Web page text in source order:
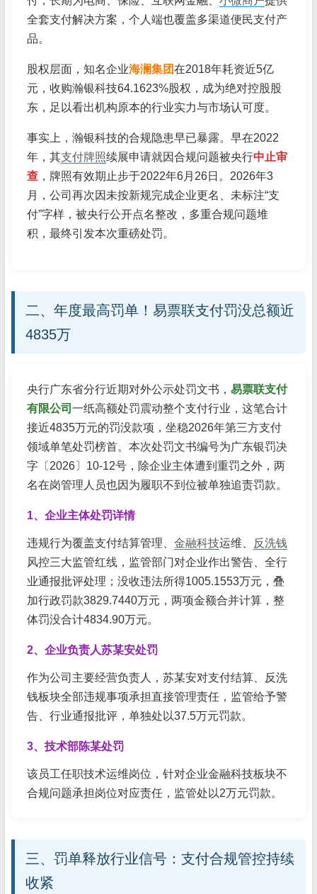
全套支付解决方案，个人端也覆盖多渠道便民支付产
品。
股权层面，知名企业海澜集团在2018年耗资近5亿
元，收购瀚银科技64.1623%股权，成为绝对控股股
东，足以看出机构原本的行业实力与市场认可度。
事实上，瀚银科技的合规隐患早已暴露。早在2022
年，其支付牌照续展申请就因合规问题被央行中止审
查 ，牌照有效期止步于2022年6月26日。2026年3
月，公司再次因未按新规完成企业更名、未标注“支
付”字样，被央行公开点名整改，多重合规问题堆
积，最终引发本次重磅处罚。
二、年度最高罚单！易票联支付罚没总额近
4835万
央行广东省分行近期对外公示处罚文书， 易票联支付
有限公司 一纸高额处罚震动整个支付行业，这笔合计
接近4835万元的罚没款项，坐稳2026年第三方支付
领域单笔处罚榜首。本次处罚文书编号为广东银罚决
字〔2026〕10-12号，除企业主体遭到重罚之外，两
名在岗管理人员也因为履职不到位被单独追责罚款。
1、企业主体处罚详情
违规行为覆盖支付结算管理、 金融科技运维、
反洗钱
风控三大监管红线，监管部门对企业作出警告、全行
业通报批评处理；没收违法所得1005.1553万元，叠
加行政罚款3829.7440万元，两项金额合并计算，整
体罚没合计4834.90万元。
2、企业负责人苏某安处罚
作为公司主要经营负责人，苏某安对支付结算、反洗
钱板块全部违规事项承担直接管理责任，监管给予警
告、行业通报批评，单独处以37.5万元罚款。
3、技术部陈某处罚
该员工任职技术运维岗位，针对企业金融科技板块不
合规问题承担岗位对应责任，监管处以2万元罚款。
三、罚单释放行业信号：支付合规管控持续
收紧